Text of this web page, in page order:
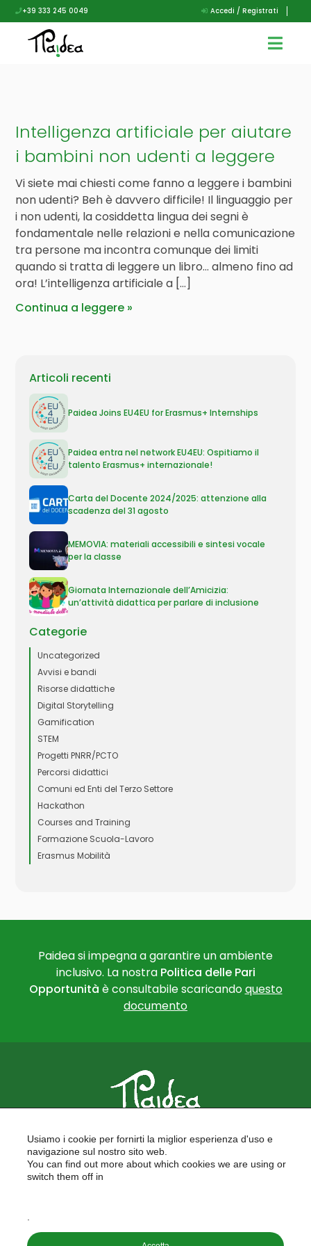
+39 333 245 0049 Accedi / Registrati
Intelligenza artificiale per aiutare
i bambini non udenti a leggere
Vi siete mai chiesti come fanno a leggere i bambini
non udenti? Beh è davvero difficile! Il linguaggio per
i non udenti, la cosiddetta lingua dei segni è
fondamentale nelle relazioni e nella comunicazione
tra persone ma incontra comunque dei limiti
quando si tratta di leggere un libro… almeno fino ad
ora! L’intelligenza artificiale a […]
Continua a leggere
Articoli recenti
Paidea Joins EU4EU for Erasmus+ Internships
Paidea entra nel network EU4EU: Ospitiamo il
talento Erasmus+ internazionale!
Carta del Docente 2024/2025: attenzione alla
scadenza del 31 agosto
MEMOVIA: materiali accessibili e sintesi vocale
per la classe
Giornata Internazionale dell’Amicizia:
un’attività didattica per parlare di inclusione
Categorie
Uncategorized
Avvisi e bandi
Risorse didattiche
Digital Storytelling
Gamification
STEM
Progetti PNRR/PCTO
Percorsi didattici
Comuni ed Enti del Terzo Settore
Hackathon
Courses and Training
Formazione Scuola-Lavoro
Erasmus Mobilità
Paidea si impegna a garantire un ambiente
inclusivo. La nostra Politica delle Pari
Opportunità è consultabile scaricandoquesto
documento
FORMAZIONE PER LE SCUOLE
FORMAZIONE PROFESSIONALE
PROGETTI EUROPEI
Copyright © 2026
Usiamo i cookie per fornirti la miglior esperienza d'uso e
navigazione sul nostro sito web.
You can find out more about which cookies we are using or
switch them off in